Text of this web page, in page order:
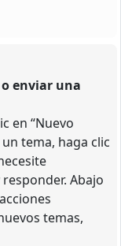
enviar una
en “Nuevo
tema, haga clic
Abajo
temas,